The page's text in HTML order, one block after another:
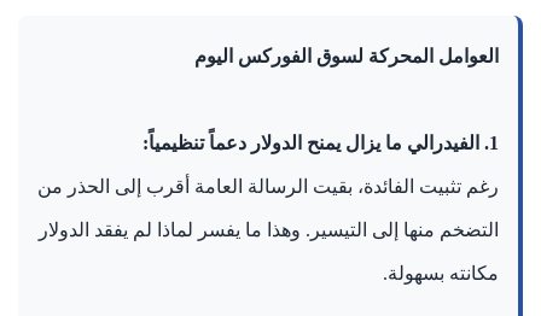
العوامل المحركة لسوق الفوركس اليوم
1. الفيدرالي ما يزال يمنح الدولار دعماً تنظيمياً:
رغم تثبيت الفائدة، بقيت الرسالة العامة أقرب إلى الحذر من
التضخم منها إلى التيسير. وهذا ما يفسر لماذا لم يفقد الدولار
مكانته بسهولة.